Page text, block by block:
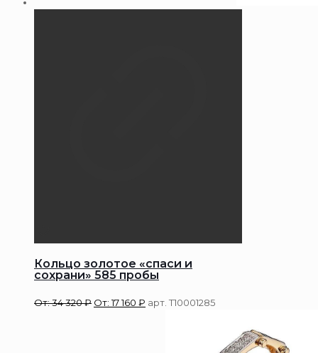
Кольцо золотое «спаси и
сохрани» 585 пробы
От:34 320₽ От:17 160 ₽ арт. Т10001285